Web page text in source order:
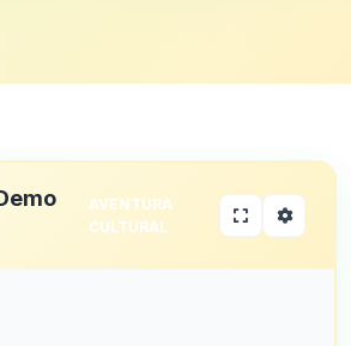
AVENTURA
CULTURAL